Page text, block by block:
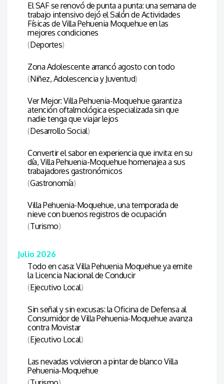
El SAF se renovó de punta a punta: una semana de
trabajo intensivo dejó el Salón de Actividades
Físicas de Villa Pehuenia Moquehue en las
mejores condiciones
(Deportes)
Zona Adolescente arrancó agosto con todo
(Niñez, Adolescencia y Juventud)
Ver Mejor: Villa Pehuenia-Moquehue garantiza
atención oftalmológica especializada sin que
nadie tenga que viajar lejos
(Desarrollo Social)
Convertir el sabor en experiencia que invita: en su
día, Villa Pehuenia-Moquehue homenajea a sus
trabajadores gastronómicos
(Gastronomía)
Villa Pehuenia-Moquehue, una temporada de
nieve con buenos registros de ocupación
(Turismo)
Julio 2026
Todo en casa: Villa Pehuenia Moquehue ya emite
la Licencia Nacional de Conducir
(Ejecutivo Local)
Sin señal y sin excusas: la Oficina de Defensa al
Consumidor de Villa Pehuenia-Moquehue avanza
contra Movistar
(Ejecutivo Local)
Las nevadas volvieron a pintar de blanco Villa
Pehuenia-Moquehue